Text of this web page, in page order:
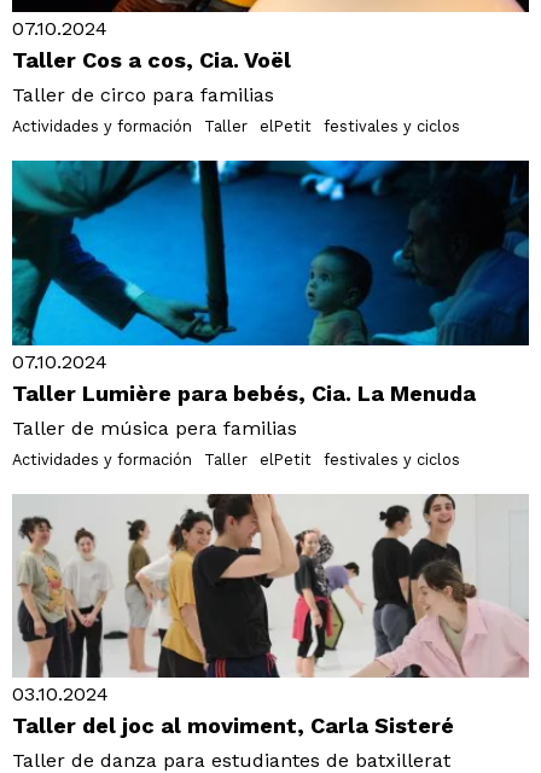
07.10.2024
Taller Cos a cos, Cia. Voël
Taller de circo para familias
Actividades y formación Taller elPetit festivales y ciclos
07.10.2024
Taller Lumière para bebés, Cia. La Menuda
Taller de música pera familias
Actividades y formación Taller elPetit festivales y ciclos
03.10.2024
Taller del joc al moviment, Carla Sisteré
Taller de danza para estudiantes de batxillerat